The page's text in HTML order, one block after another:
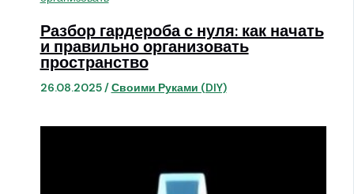
Разбор гардероба с нуля: как начать
и правильно организовать
пространство
26.08.2025/Своими Руками (DIY)